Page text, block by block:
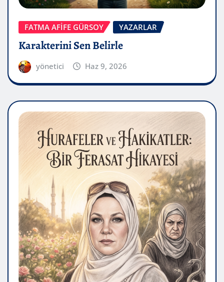
FATMA AFİFE GÜRSOY YAZARLAR
Karakterini Sen Belirle
yönetici Haz 9, 2026